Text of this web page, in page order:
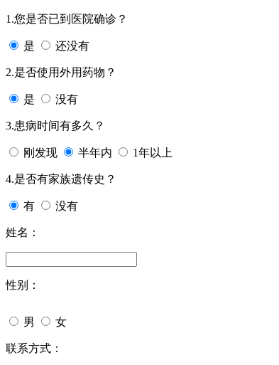
1.您是否已到医院确诊？
是 还没有
2.是否使用外用药物？
是 没有
3.患病时间有多久？
刚发现 半年内 1年以上
4.是否有家族遗传史？
有 没有
姓名：
性别：
男 女
联系方式：